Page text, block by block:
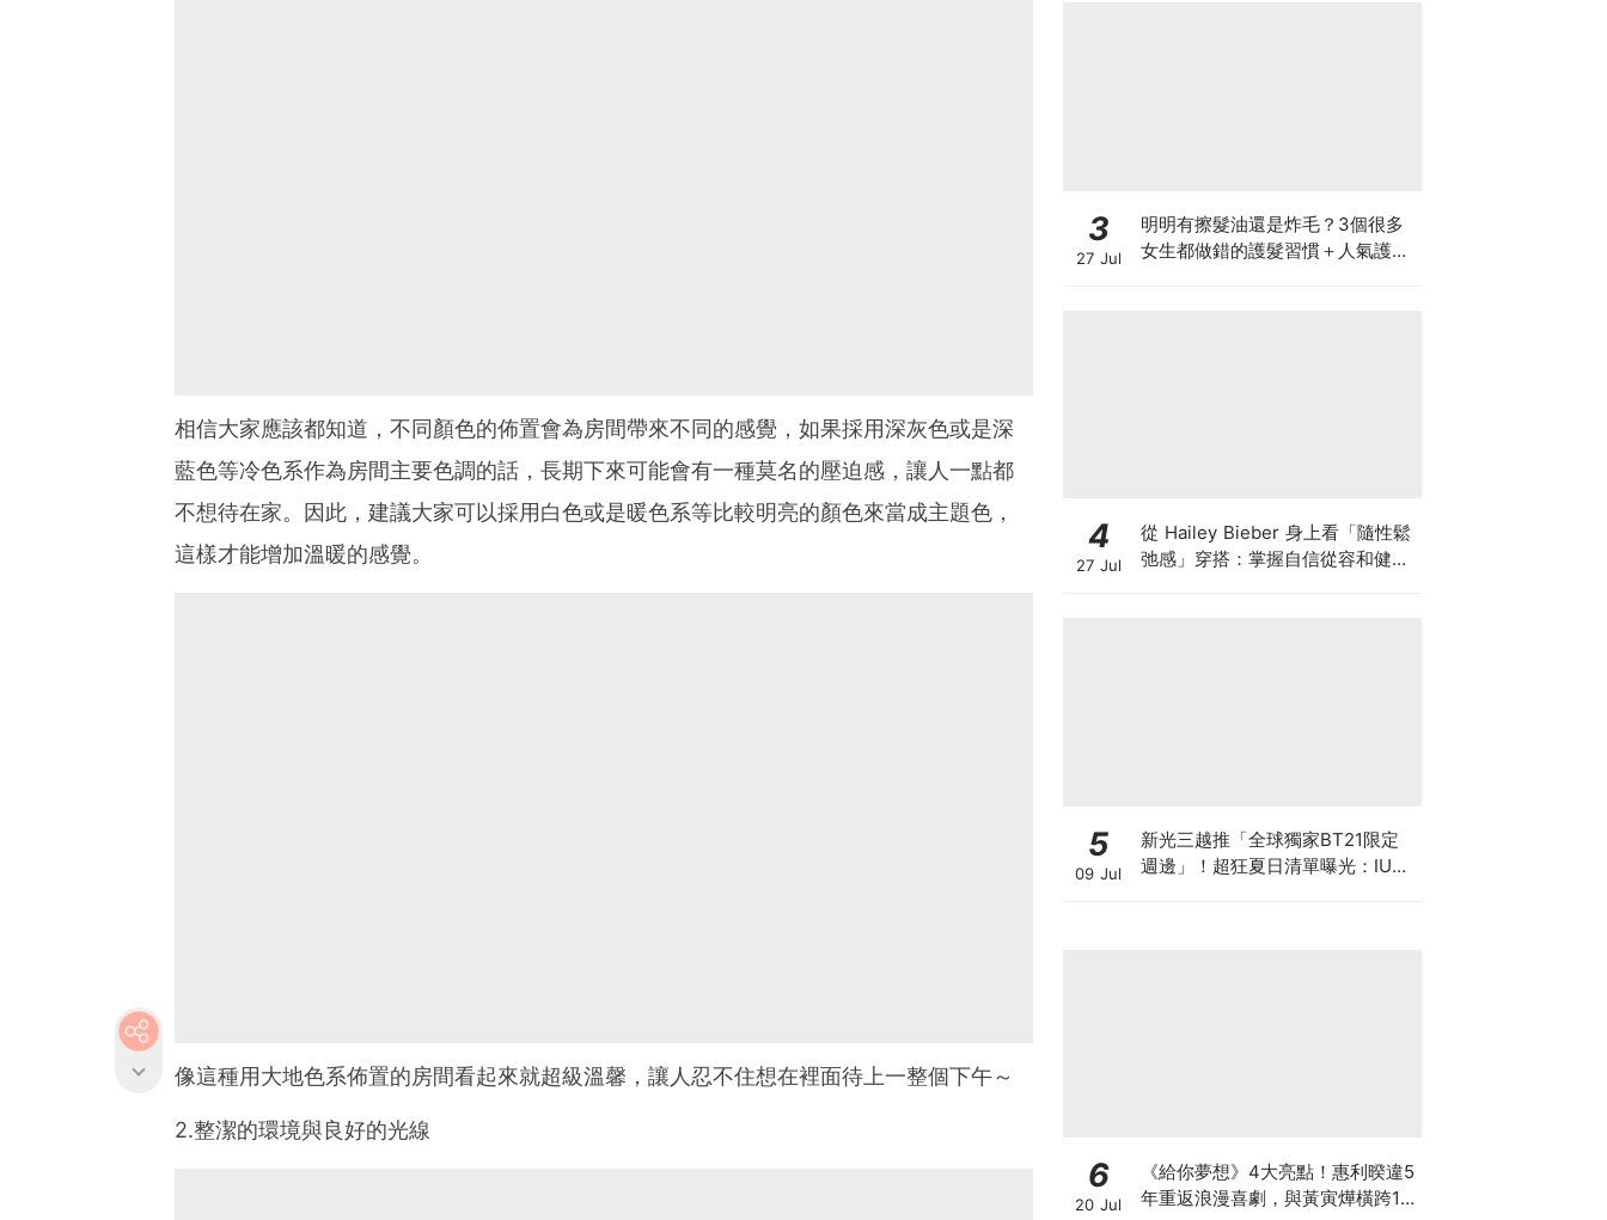
相信大家應該都知道，不同顏色的佈置會為房間帶來不同的感覺，如果採用深灰色或是深
藍色等冷色系作為房間主要色調的話，長期下來可能會有一種莫名的壓迫感，讓人一點都
不想待在家。因此，建議大家可以採用白色或是暖色系等比較明亮的顏色來當成主題色，
這樣才能增加溫暖的感覺。
像這種用大地色系佈置的房間看起來就超級溫馨，讓人忍不住想在裡面待上一整個下午～
2.整潔的環境與良好的光線
3
27 Jul
明明有擦髮油還是炸毛？3個很多
女生都做錯的護髮習慣＋人氣護髮
4
27 Jul
從 Hailey Bieber 身上看「隨性鬆
弛感」穿搭：掌握自信從容和健康
5
09 Jul
新光三越推「全球獨家BT21限定
週邊」！超狂夏日清單曝光：IU、
6
20 Jul
《給你夢想》4大亮點！惠利暌違5
年重返浪漫喜劇，與黃寅燁橫跨15